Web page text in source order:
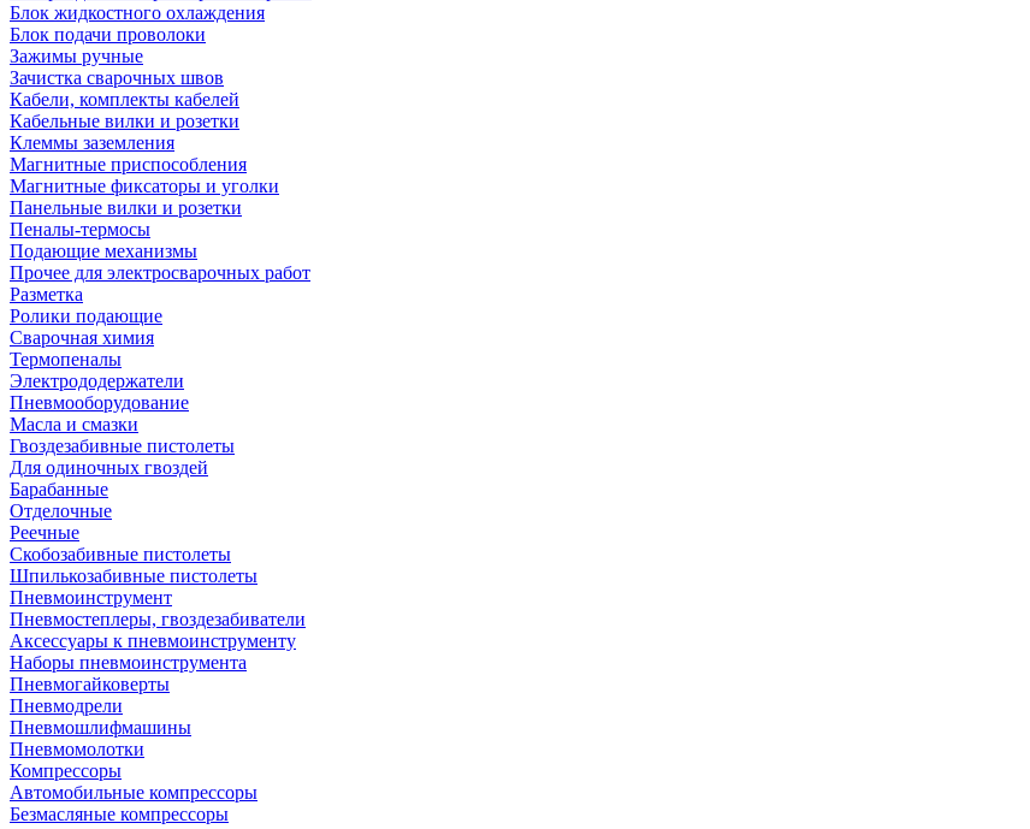
Блок жидкостного охлаждения
Блок подачи проволоки
Зажимы ручные
Зачистка сварочных швов
Кабели, комплекты кабелей
Кабельные вилки и розетки
Клеммы заземления
Магнитные приспособления
Магнитные фиксаторы и уголки
Панельные вилки и розетки
Пеналы-термосы
Подающие механизмы
Прочее для электросварочных работ
Разметка
Ролики подающие
Сварочная химия
Термопеналы
Электрододержатели
Пневмооборудование
Масла и смазки
Гвоздезабивные пистолеты
Для одиночных гвоздей
Барабанные
Отделочные
Реечные
Скобозабивные пистолеты
Шпилькозабивные пистолеты
Пневмоинструмент
Пневмостеплеры, гвоздезабиватели
Аксессуары к пневмоинструменту
Наборы пневмоинструмента
Пневмогайковерты
Пневмодрели
Пневмошлифмашины
Пневмомолотки
Компрессоры
Автомобильные компрессоры
Безмасляные компрессоры